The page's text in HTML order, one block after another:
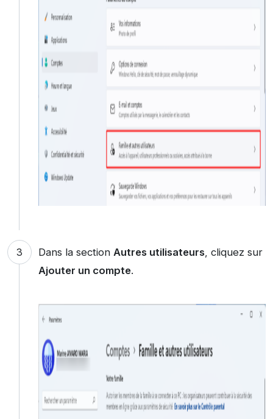
Dans la section Autres utilisateurs, cliquez sur
Ajouter un compte.